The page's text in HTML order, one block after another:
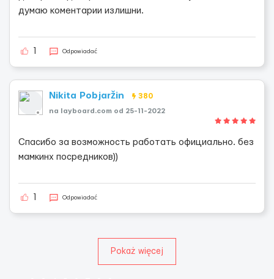
думаю коментарии излишни.
Odpowiadać
Nikita Pobjaržin 380
na layboard.com od 25-11-2022
Спасибо за возможность работать официально. без
мамкинх посредников))
Odpowiadać
Pokaż więcej